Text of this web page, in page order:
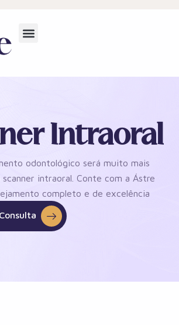
Intraoral
odontológico será muito mais
intraoral. Conte com a Ástre
completo e de excelência